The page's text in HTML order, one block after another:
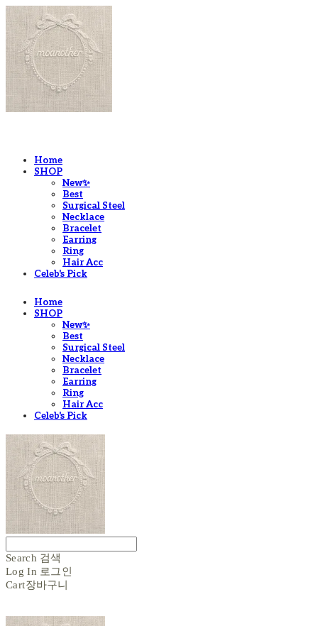
Home
SHOP
New✨
Best
Surgical Steel
Necklace
Bracelet
Earring
Ring
Hair Acc
Celeb's Pick
Home
SHOP
New✨
Best
Surgical Steel
Necklace
Bracelet
Earring
Ring
Hair Acc
Celeb's Pick
Search 검색
Log In 로그인
Cart장바구니